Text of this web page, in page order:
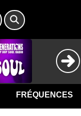
FRÉQUENCES